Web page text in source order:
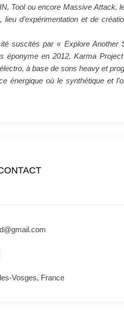
Tool ou encore Massive Attack,
d’expérimentation et de
suscités par « Explore Another
éponyme en 2012, Karma
à base de sons heavy et
énergique où le synthétique et
Vosges, France